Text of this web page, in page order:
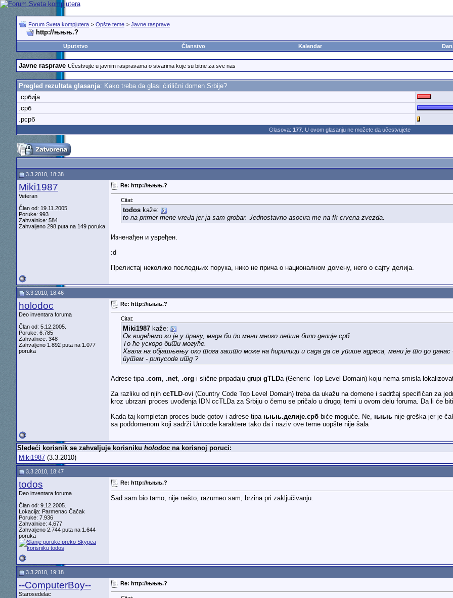
Forum Sveta kompjutera > Opšte teme > Javne rasprave
http://њњњ.?
Uputstvo
Članstvo Kalendar
Javne rasprave Učestvujte u javnim raspravama o stvarima koje su bitne za sve nas
Pregled rezultata glasanja: Kako treba da glasi ćirilični domen Srbije?
.србија
.срб
.рсрб
Glasova: 177. U ovom glasanju ne možete da učestvujete
3.3.2010, 18:38
Miki1987
Veteran
Član od: 19.11.2005.
Poruke: 993
Zahvalnice: 584
Zahvaljeno 298 puta na 149 poruka
Re: http://њњњ.?
Citat:
todoskaže:
to na primer mene vređa jer ja sam grobar. Jednostavno asocira me na fk crvena zvezda.
Изненађен и увређен.
:d
Прелистај неколико последњих порука, нико не прича о националном домену, него о сајту делија.
3.3.2010, 18:46
holodoc
Deo inventara foruma
Član od: 5.12.2005.
Poruke: 6.785
Zahvalnice: 348
Zahvaljeno 1.892 puta na 1.077
poruka
Re: http://њњњ.?
Citat:
Miki1987kaže:
Ок видећемо ко је у праву, мада би по мени много лепше било делије.срб
То ће ускоро бити могуће.
Хвала на објашњењу око тога зашто може на ћирилици и сада да се упише адреса, мени је то до
путем - punycode итд ?
Adrese tipa .com, .net, .org i slične pripadaju grupi gTLDa (Generic Top Level Domain) koju nema smisla
Za razliku od njih ccTLD-ovi (Country Code Top Level Domain) treba da ukažu na domene i sadržaj specifičan za
kroz ubrzani proces uvođenja IDN ccTLDa za Srbiju o čemu se pričalo u drugoj temi u ovom delu foruma. Da li će
Kada taj kompletan proces bude gotov i adrese tipa њњњ.делије.србbiće moguće. Ne, њњњnije greška jer je
sa poddomenom koji sadrži Unicode karaktere tako da i naziv ove teme uopšte nije šala
Sledeći korisnik se zahvaljuje korisniku holodocna korisnoj poruci:
Miki1987(3.3.2010)
3.3.2010, 18:47
todos
Deo inventara foruma
Član od: 9.12.2005.
Lokacija: Parmenac Čačak
Poruke: 7.936
Zahvalnice: 4.677
Zahvaljeno 2.744 puta na 1.644
poruka
Re: http://њњњ.?
Sad sam bio tamo, nije nešto, razumeo sam, brzina pri zaključivanju.
3.3.2010, 19:18
--ComputerBoy--
Starosedelac
Re: http://њњњ.?